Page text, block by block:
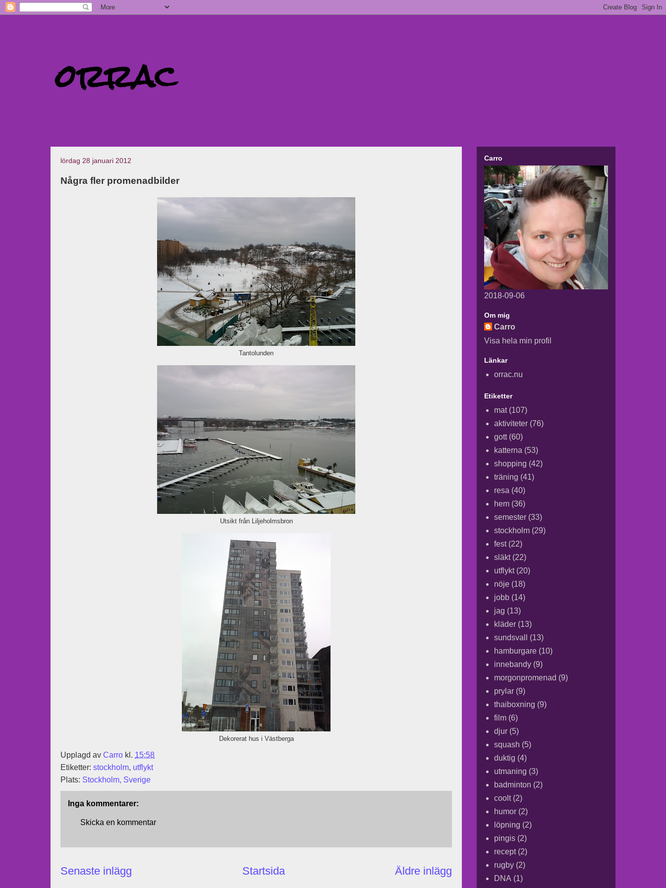
orrac
lördag 28 januari 2012
Några fler promenadbilder
Tantolunden
Utsikt från Liljeholmsbron
Dekorerat hus i Västberga
Upplagd av Carro kl. 15:58
Etiketter: stockholm, utflykt
Plats: Stockholm, Sverige
Inga kommentarer:
Skicka en kommentar
Senaste inlägg Äldre inlägg
Startsida
Carro
2018-09-06
Om mig
Carro
Visa hela min profil
Länkar
orrac.nu
Etiketter
mat (107)
aktiviteter (76)
gott (60)
katterna (53)
shopping (42)
träning (41)
resa (40)
hem (36)
semester (33)
stockholm (29)
fest (22)
släkt (22)
utflykt (20)
nöje (18)
jobb (14)
jag (13)
kläder (13)
sundsvall
(13)
hamburgare (10)
innebandy (9)
morgonpromenad (9)
prylar (9)
thaiboxning (9)
film (6)
djur (5)
squash (5)
duktig (4)
utmaning (3)
badminton (2)
coolt (2)
humor (2)
löpning (2)
pingis (2)
recept (2)
rugby (2)
DNA (1)